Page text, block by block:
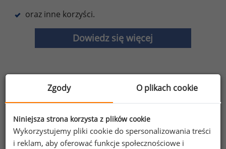
oraz inne korzyści.
Dowiedz się więcej
Wybierz opcję dostosowana do Twoich
potrzeb!Przetestuj strefę premium.
Chcesz na bieżąco śledzić najnowsze informacje o
Zgody O plikach cookie
Niniejsza strona korzysta z plików cookie
Wykorzystujemy pliki cookie do spersonalizowania treści
i reklam, aby oferować funkcje społecznościowe i